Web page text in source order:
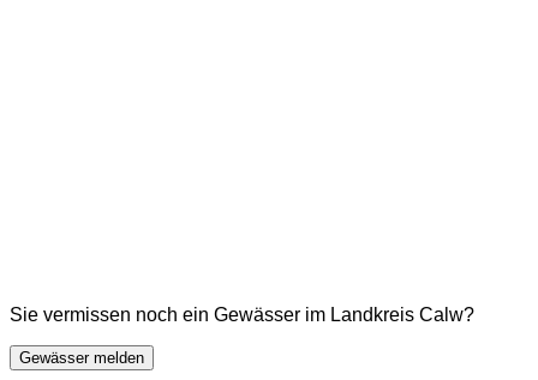
Sie vermissen noch ein Gewässer im Landkreis Calw?
Gewässer melden